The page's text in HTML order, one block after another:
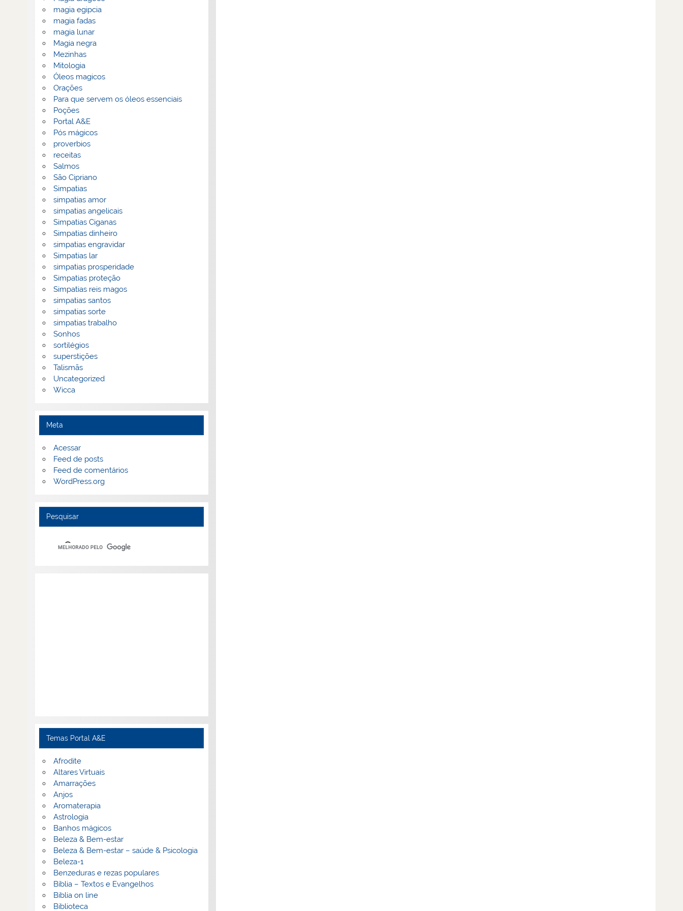
magia egipcia
magia fadas
magia lunar
Magia negra
Mezinhas
Mitologia
Óleos magicos
Orações
Para que servem os óleos essenciais
Poções
Portal A&E
Pós mágicos
proverbios
receitas
Salmos
São Cipriano
Simpatias
simpatias amor
simpatias angelicais
Simpatias Ciganas
Simpatias dinheiro
simpatias engravidar
Simpatias lar
simpatias prosperidade
Simpatias proteção
Simpatias reis magos
simpatias santos
simpatias sorte
simpatias trabalho
Sonhos
sortilégios
superstições
Talismãs
Uncategorized
Wicca
Meta
Acessar
Feed de posts
Feed de comentários
WordPress.org
Pesquisar
Temas Portal A&E
Afrodite
Altares Virtuais
Amarrações
Anjos
Aromaterapia
Astrologia
Banhos mágicos
Beleza & Bem-estar
Beleza & Bem-estar – saúde & Psicologia
Beleza-1
Benzeduras e rezas populares
Bíblia – Textos e Evangelhos
Biblia on line
Biblioteca